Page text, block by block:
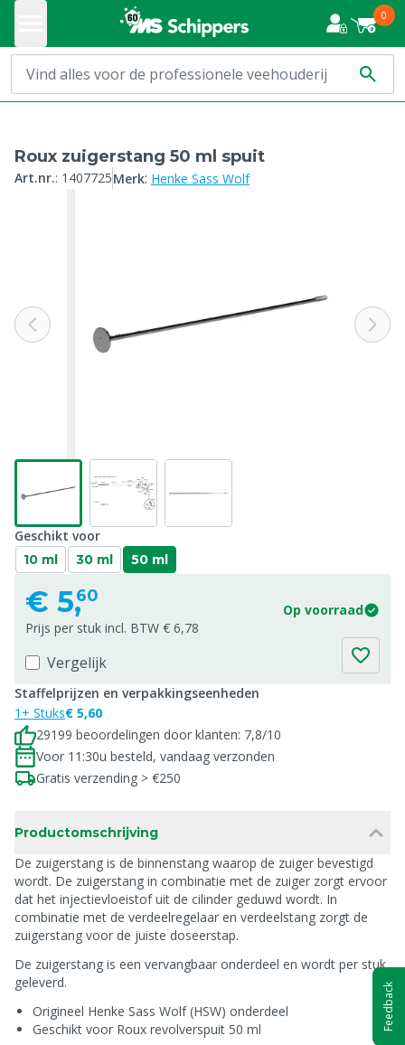
0
Roux zuigerstang 50 ml spuit
Art.nr.: 1407725Merk: Henke Sass Wolf
Geschikt voor
10 ml 30 ml 50 ml
€ 5,60
Op voorraad
Prijs per stuk incl. BTW € 6,78
Vergelijk
Staffelprijzen en verpakkingseenheden
1+ Stuks€ 5,60
29199 beoordelingen door klanten: 7,8/10
Voor 11:30u besteld, vandaag verzonden
Gratis verzending > €250
Productomschrijving
De zuigerstang is de binnenstang waarop de zuiger bevestigd
wordt. De zuigerstang in combinatie met de zuiger zorgt ervoor
dat het injectievloeistof uit de cilinder geduwd wordt. In
combinatie met de verdeelregelaar en verdeelstang zorgt de
zuigerstang voor de juiste doseerstap.
De zuigerstang is een vervangbaar onderdeel en wordt per stuk
geleverd.
Origineel Henke Sass Wolf (HSW) onderdeel
Geschikt voor Roux revolverspuit 50 ml
Feedback